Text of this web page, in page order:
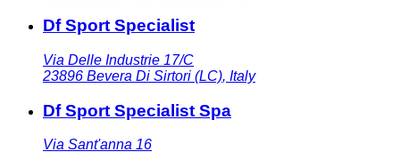
Df Sport Specialist
Via Delle Industrie 17/C
23896 Bevera Di Sirtori (LC), Italy
Df Sport Specialist Spa
Via Sant'anna 16